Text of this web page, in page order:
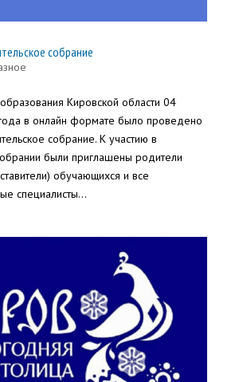
собрание
Кировской области 04
в онлайн формате было проведено
собрание. К участию в
были приглашены родители
обучающихся и все
специалисты...